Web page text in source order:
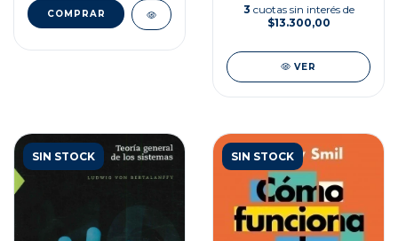
3 cuotas sin interés de
$13.300,00
VER
SIN STOCK SIN STOCK